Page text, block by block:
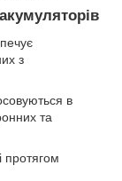
з
в
та
протягом